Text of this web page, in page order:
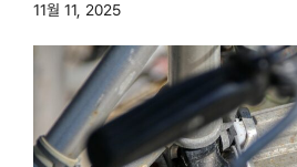
11월 11, 2025